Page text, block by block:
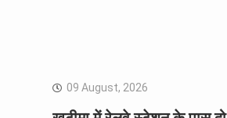
09 August, 2026